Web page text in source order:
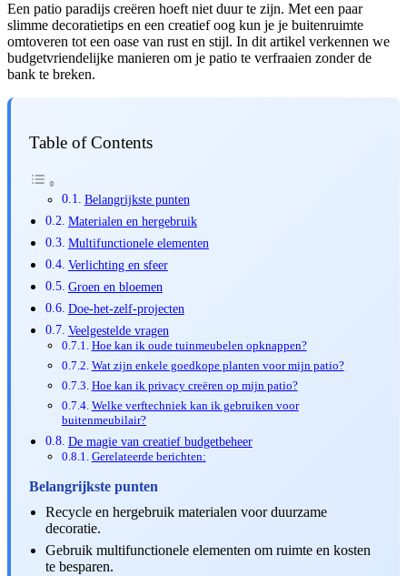
Een patio paradijs creëren hoeft niet duur te zijn. Met een paar
slimme decoratietips en een creatief oog kun je je buitenruimte
omtoveren tot een oase van rust en stijl. In dit artikel verkennen we
budgetvriendelijke manieren om je patio te verfraaien zonder de
bank te breken.
Table of Contents
Belangrijkste punten
Materialen en hergebruik
Multifunctionele elementen
Verlichting en sfeer
Groen en bloemen
Doe-het-zelf-projecten
Veelgestelde vragen
Hoe kan ik oude tuinmeubelen opknappen?
Wat zijn enkele goedkope planten voor mijn patio?
Hoe kan ik privacy creëren op mijn patio?
Welke verftechniek kan ik gebruiken voor
buitenmeubilair?
De magie van creatief budgetbeheer
Gerelateerde berichten:
Belangrijkste punten
Recycle en hergebruik materialen voor duurzame
decoratie.
Gebruik multifunctionele elementen om ruimte en kosten
te besparen.